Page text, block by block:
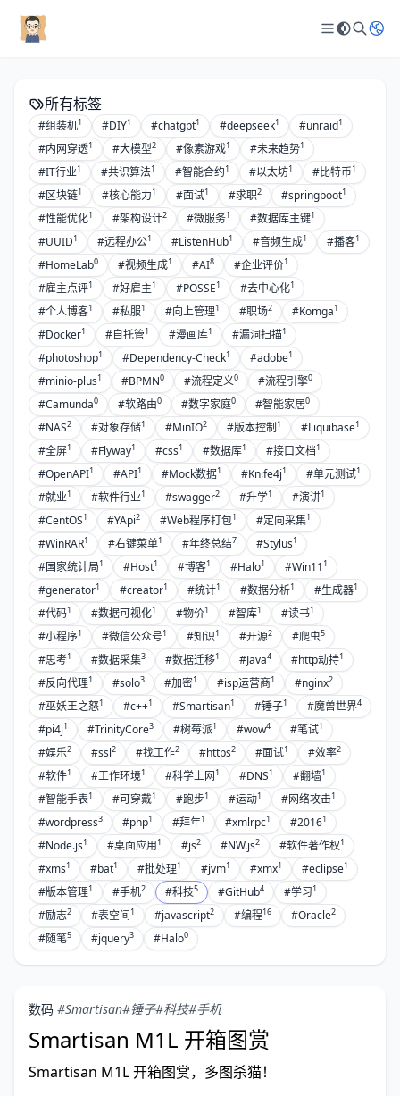
所有标签
#组装机1 #DIY1 #chatgpt1 #deepseek1 #unraid1
#内网穿透1 #大模型2 #像素游戏1 #未来趋势1
#IT行业1 #共识算法1 #智能合约1 #以太坊1 #比特币1
#区块链1 #核心能力1 #面试1 #求职2 #springboot1
#性能优化1 #架构设计2 #微服务1 #数据库主键1
#UUID1 #远程办公1 #ListenHub1 #音频生成1 #播客1
#HomeLab0 #视频生成1 #AI8 #企业评价1
#雇主点评1 #好雇主1 #POSSE1 #去中心化1
#个人博客1 #私服1 #向上管理1 #职场2 #Komga1
#Docker1 #自托管1 #漫画库1 #漏洞扫描1
#photoshop1 #Dependency-Check1 #adobe1
#minio-plus1 #BPMN0 #流程定义0 #流程引擎0
#Camunda0 #软路由0 #数字家庭0 #智能家居0
#NAS2 #对象存储1 #MinIO2 #版本控制1 #Liquibase1
#全屏1 #Flyway1 #css1 #数据库1 #接口文档1
#OpenAPI1 #API1 #Mock数据1 #Knife4j1 #单元测试1
#就业1 #软件行业1 #swagger2 #升学1 #演讲1
#CentOS1 #YApi2 #Web程序打包1 #定向采集1
#WinRAR1 #右键菜单1 #年终总结7 #Stylus1
#国家统计局1 #Host1 #博客1 #Halo1 #Win11 1
#generator1 #creator1 #统计1 #数据分析1 #生成器1
#代码1 #数据可视化1 #物价1 #智库1 #读书1
#小程序1 #微信公众号1 #知识1 #开源2 #爬虫5
#思考1 #数据采集3 #数据迁移1 #Java4 #http劫持1
#反向代理1 #solo3 #加密1 #isp运营商1 #nginx2
#巫妖王之怒1 #c++1 #Smartisan1 #锤子1 #魔兽世界4
#pi4j1 #TrinityCore3 #树莓派1 #wow4 #笔试1
#娱乐2 #ssl2 #找工作2 #https2 #面试1 #效率2
#软件1 #工作环境1 #科学上网1 #DNS1 #翻墙1
#智能手表1 #可穿戴1 #跑步1 #运动1 #网络攻击1
#wordpress3 #php1 #拜年1 #xmlrpc1 #20161
#Node.js1 #桌面应用1 #js2 #NW.js2 #软件著作权1
#xms1 #bat1 #批处理1 #jvm1 #xmx1 #eclipse1
#版本管理1 #手机2 #科技5 #GitHub4 #学习1
#励志2 #表空间1 #javascript2 #编程16 #Oracle2
#随笔5 #jquery3 #Halo0
数码 #Smartisan#锤子#科技#手机
Smartisan M1L 开箱图赏
Smartisan M1L 开箱图赏，多图杀猫！